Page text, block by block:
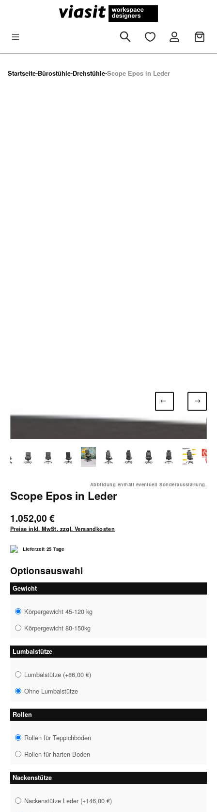
Zum Hauptinhalt springen
Startseite-Bürostühle-Drehstühle-Scope Epos in Leder
Abbildung enthält eventuell Sonderausstattung.
Scope Epos in Leder
1.052,00 €
Preise inkl. MwSt. zzgl. Versandkosten
Lieferzeit 25 Tage
Optionsauswahl
Gewicht
Körpergewicht 45-120 kg
Körpergewicht 80-150kg
Lumbalstütze
Lumbalstütze (+86,00 €)
Ohne Lumbalstütze
Rollen
Rollen für Teppichboden
Rollen für harten Boden
Nackenstütze
Nackenstütze Leder (+146,00 €)